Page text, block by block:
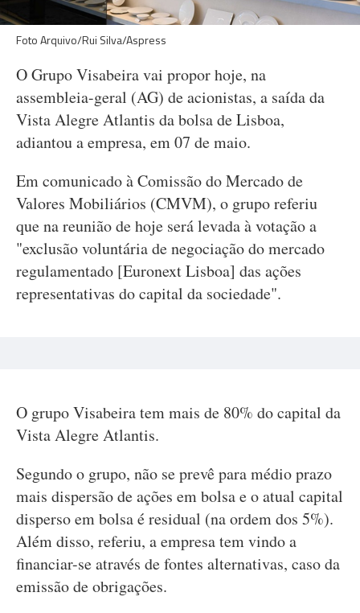
Foto Arquivo/Rui Silva/Aspress
O Grupo Visabeira vai propor hoje, na
assembleia-geral (AG) de acionistas, a saída da
Vista Alegre Atlantis da bolsa de Lisboa,
adiantou a empresa, em 07 de maio.
Em comunicado à Comissão do Mercado de
Valores Mobiliários (CMVM), o grupo referiu
que na reunião de hoje será levada à votação a
"exclusão voluntária de negociação do mercado
regulamentado [Euronext Lisboa] das ações
representativas do capital da sociedade".
O grupo Visabeira tem mais de 80% do capital da
Vista Alegre Atlantis.
Segundo o grupo, não se prevê para médio prazo
mais dispersão de ações em bolsa e o atual capital
disperso em bolsa é residual (na ordem dos 5%).
Além disso, referiu, a empresa tem vindo a
financiar-se através de fontes alternativas, caso da
emissão de obrigações.